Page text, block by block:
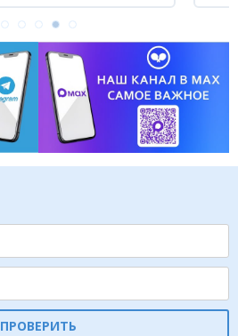
ПРОВЕРИТЬ